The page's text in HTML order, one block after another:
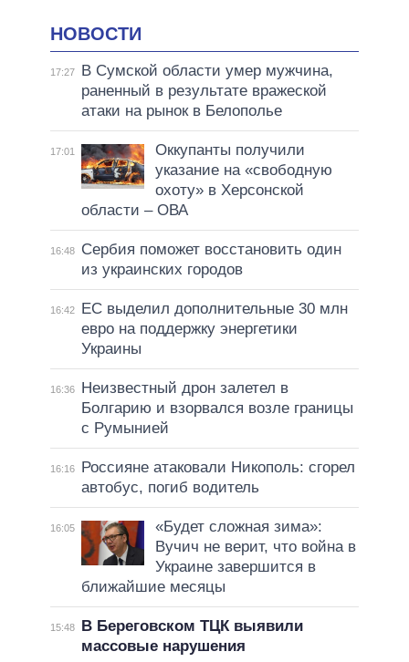
НОВОСТИ
17:27
В Сумской области умер мужчина,
раненный в результате вражеской
атаки на рынок в Белополье
17:01
Оккупанты получили
указание на «свободную
охоту» в Херсонской
области – ОВА
16:48
Сербия поможет восстановить один
из украинских городов
16:42
ЕС выделил дополнительные 30 млн
евро на поддержку энергетики
Украины
16:36
Неизвестный дрон залетел в
Болгарию и взорвался возле границы
с Румынией
16:16
Россияне атаковали Никополь: сгорел
автобус, погиб водитель
16:05
«Будет сложная зима»:
Вучич не верит, что война в
Украине завершится в
ближайшие месяцы
15:48
В Береговском ТЦК выявили
массовые нарушения